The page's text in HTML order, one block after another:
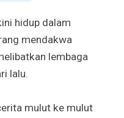
hidup dalam
mendakwa
lembaga
lalu.
mulut ke mulut